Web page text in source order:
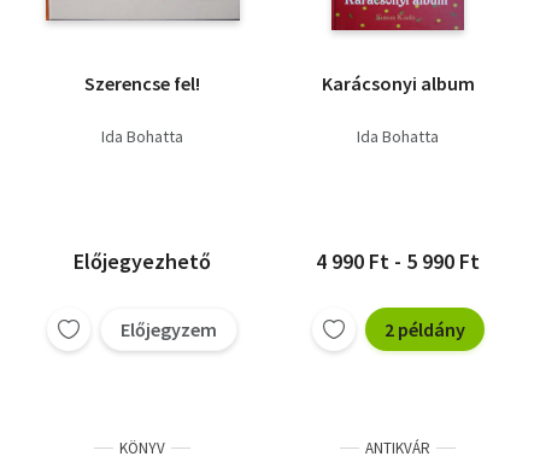
Szerencse fel!
Ida Bohatta
Előjegyezhető
Előjegyzem
Karácsonyi album
Ida Bohatta
4 990 Ft - 5 990 Ft
2 példány
KÖNYV ANTIKVÁR